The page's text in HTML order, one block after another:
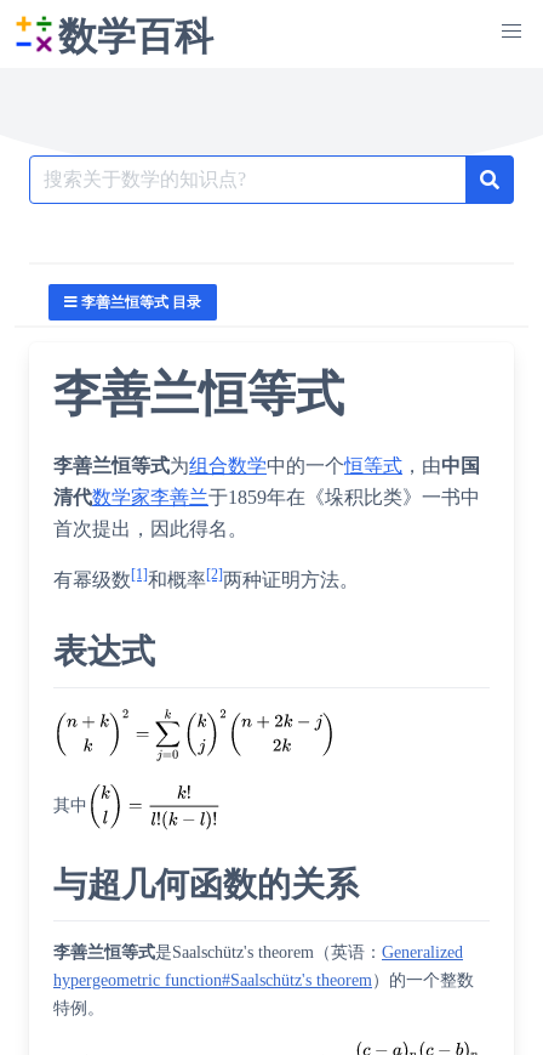
数学百科
Search
for:
李善兰恒等式 目录
李善兰恒等式
李善兰恒等式为组合数学中的一个恒等式 ，由中国
清代数学家李善兰于1859年在《垛积比类》一书中
首次提出，因此得名。
有幂级数[1]和概率[2]两种证明方法。
表达式
其中
与超几何函数的关系
李善兰恒等式是Saalschütz's theorem （英语 ： Generalized
hypergeometric function#Saalschütz's theorem） 的一个整数
特例。